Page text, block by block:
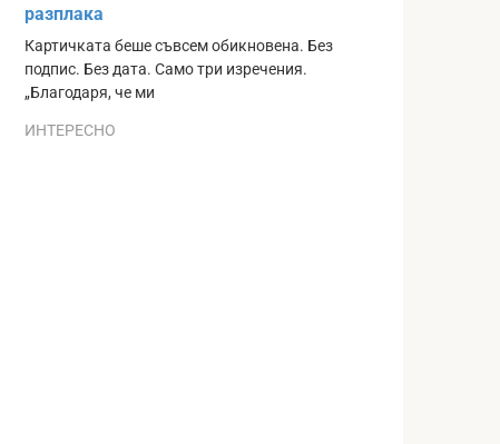
разплака
Картичката беше съвсем обикновена. Без
подпис. Без дата. Само три изречения.
„Благодаря, че ми
ИНТЕРЕСНО